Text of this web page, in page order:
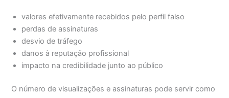
valores efetivamente recebidos pelo perfil falso
perdas de assinaturas
desvio de tráfego
danos à reputação profissional
impacto na credibilidade junto ao público
O número de visualizações e assinaturas pode servir como